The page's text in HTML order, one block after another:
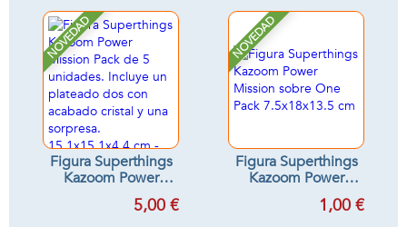
Modelos surtidos
NOVEDAD
Figura Superthings
Kazoom Power
Mission Pack de 5
unidades. Incluye
5,00 €
NOVEDAD
Figura Superthings
Kazoom Power
Mission sobre One
Pack 7.5x18x13.5
1,00 €